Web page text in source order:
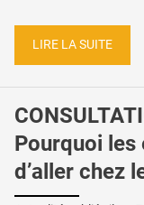
LIRE LA SUITE
Pourquoi
d’aller chez